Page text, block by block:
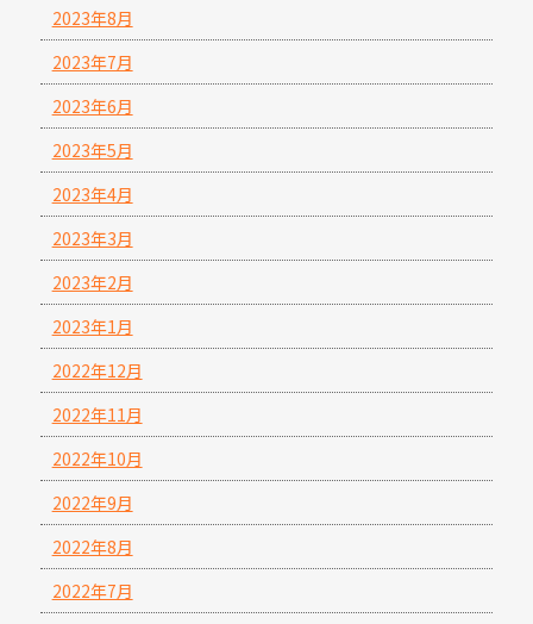
2023年8月
2023年7月
2023年6月
2023年5月
2023年4月
2023年3月
2023年2月
2023年1月
2022年12月
2022年11月
2022年10月
2022年9月
2022年8月
2022年7月